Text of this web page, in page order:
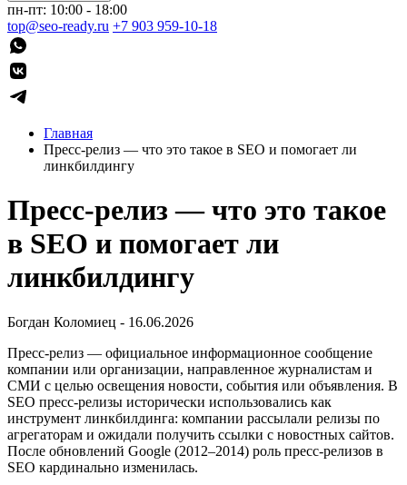
пн-пт: 10:00 - 18:00
top@seo-ready.ru +7 903 959-10-18
Главная
Пресс-релиз — что это такое в SEO и помогает ли
линкбилдингу
Пресс-релиз — что это такое
в SEO и помогает ли
линкбилдингу
Богдан Коломиец - 16.06.2026
Пресс-релиз — официальное информационное сообщение
компании или организации, направленное журналистам и
СМИ с целью освещения новости, события или объявления. В
SEO пресс-релизы исторически использовались как
инструмент линкбилдинга: компании рассылали релизы по
агрегаторам и ожидали получить ссылки с новостных сайтов.
После обновлений Google (2012–2014) роль пресс-релизов в
SEO кардинально изменилась.